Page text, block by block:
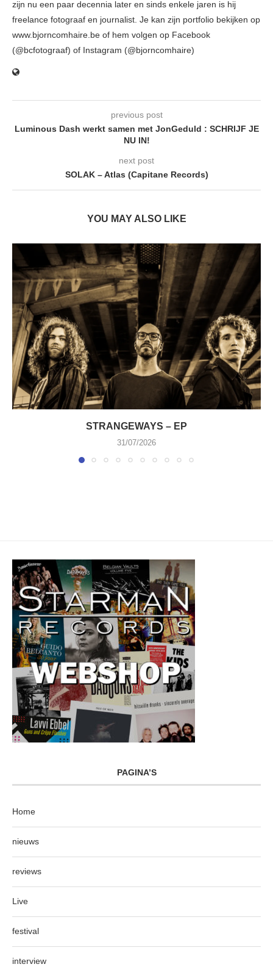
zijn nu een paar decennia later en sinds enkele jaren is hij
freelance fotograaf en journalist. Je kan zijn portfolio bekijken op
www.bjorncomhaire.be of hem volgen op Facebook
(@bcfotograaf) of Instagram (@bjorncomhaire)
previous post
Luminous Dash werkt samen met JonGeduld : SCHRIJF JE
NU IN!
next post
SOLAK – Atlas (Capitane Records)
YOU MAY ALSO LIKE
STRANGEWAYS – EP
31/07/2026
PAGINA’S
Home
nieuws
reviews
Live
festival
interview